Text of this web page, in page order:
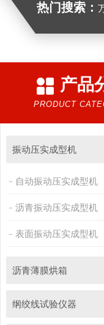
热门搜索： 万
产品
PRODUCT
振动压实成型机
自动振动压实成型机
沥青振动压实成型机
表面振动压实成型机
沥青薄膜烘箱
纲绞线试验仪器